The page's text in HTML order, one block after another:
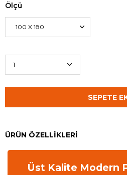
Ölçü
ÜRÜN ÖZELLIKLERI
Üst Kalite Modern